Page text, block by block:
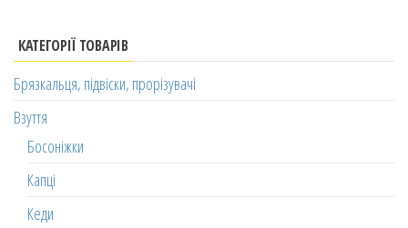
КАТЕГОРІЇ ТОВАРІВ
Брязкальця, підвіски, прорізувачі
Взуття
Босоніжки
Капці
Кеди